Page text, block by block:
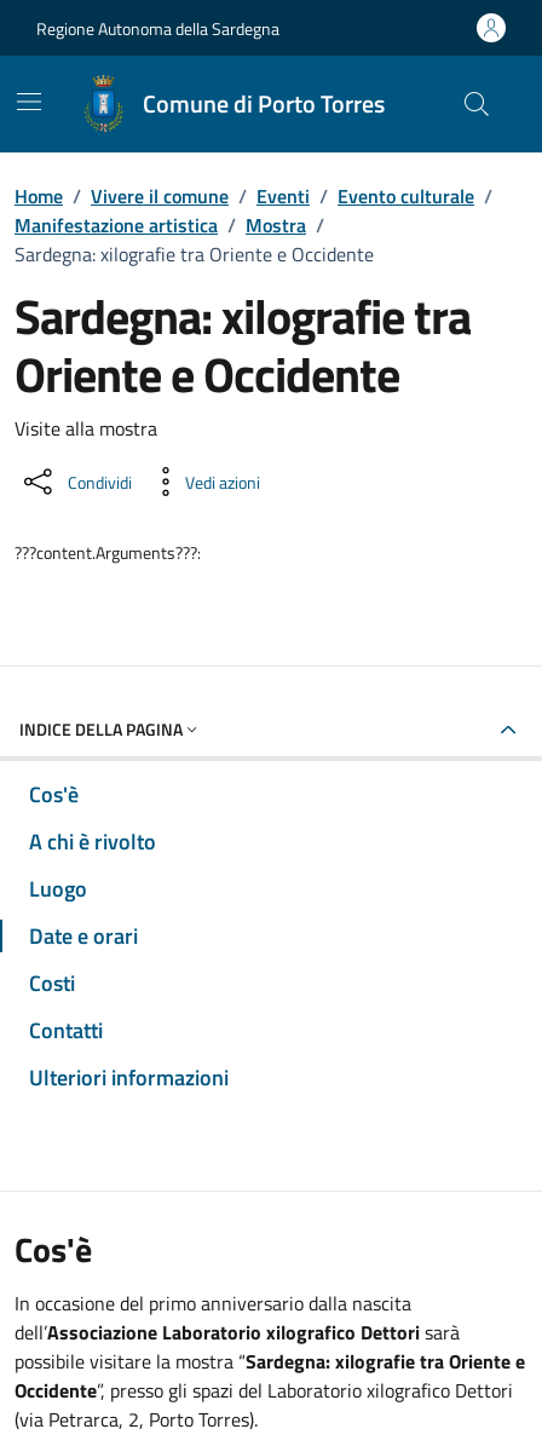
Regione Autonoma della Sardegna
Comune di Porto Torres
Home / Vivere il comune / Eventi / Evento culturale /
Manifestazione artistica / Mostra /
Sardegna: xilografie tra Oriente e Occidente
Sardegna: xilografie tra
Oriente e Occidente
Dettaglio dell'evento
Visite alla mostra
Condividi Vedi azioni
???content.Arguments???:
INDICE DELLA PAGINA
Cos'è
A chi è rivolto
Luogo
Date e orari
Costi
Contatti
Ulteriori informazioni
Cos'è
In occasione del primo anniversario dalla nascita
dell’Associazione Laboratorio xilografico Dettorisarà
possibile visitare la mostra “Sardegna: xilografie tra Oriente e
Occidente”, presso gli spazi del Laboratorio xilografico Dettori
(via Petrarca, 2, Porto Torres).